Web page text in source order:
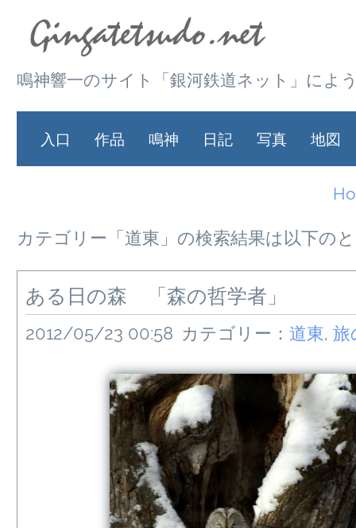
鳴神響一のサイト「銀河鉄道ネット」によ
入口 作品 鳴神 日記 写真 地図
カテゴリー「道東」の検索結果は以下の
ある日の森 「森の哲学者」
2012/05/23 00:58 カテゴリー： 道東, 旅